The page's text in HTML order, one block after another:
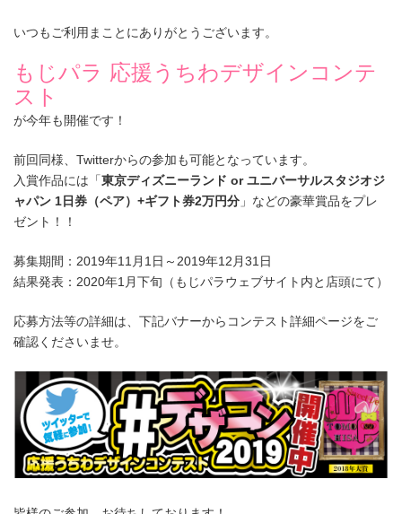
新
時
:
いつもご利用まことにありがとうございます。
もじパラ 応援うちわデザインコンテ
スト
が今年も開催です！
前回同様、Twitterからの参加も可能となっています。
入賞作品には「東京ディズニーランド or ユニバーサルスタジオジ
ャパン 1日券（ペア）+ギフト券2万円分 」などの豪華賞品をプレ
ゼント！！
募集期間：2019年11月1日～2019年12月31日
結果発表：2020年1月下旬（もじパラウェブサイト内と店頭にて）
応募方法等の詳細は、下記バナーからコンテスト詳細ページをご
確認くださいませ。